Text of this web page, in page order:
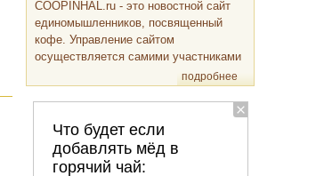
COOPINHAL.ru - это новостной сайт
единомышленников, посвященный
кофе. Управление сайтом
осуществляется самими участниками
подробнее